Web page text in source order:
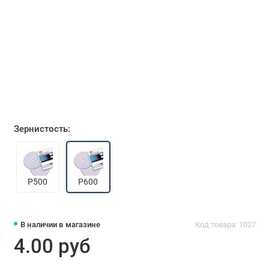
В наличии в магазине Код товара: 1027
4.00 руб
Зернистость:
P500 P600